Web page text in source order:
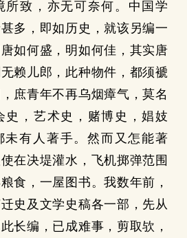
所致，亦无可奈何。中国学
多，即如历史，就该另编一
如何盛，明如何佳，其实唐
赖儿郎，此种物件，都须褫
庶青年不再乌烟瘴气，莫名
史，艺术史，赌博史，娼妓
有人著手。然而又怎能著
在决堤灌水，飞机掷弹范围
食，一屋图书。我数年前，
史及文学史稿各一部，先从
长编，已成难事，剪取欤，